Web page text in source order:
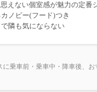
えない個室感が魅力の定番
ノピー(フード)つき
隣も気にならない
乗車前・乗車中・降車後、